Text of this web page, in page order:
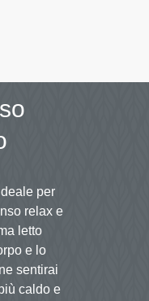
per
relax e
letto
e lo
sentirai
caldo e